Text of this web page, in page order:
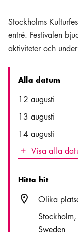
Stockholms
entré. Festivalen
aktiviteter och
Alla datum
DateTime
12 augusti
13 augusti
14 augusti
Icon.plusAltText
Visa alla
Visa alla datum
Hitta hit
Plats ikon
Olika
Stockholm
Sweden